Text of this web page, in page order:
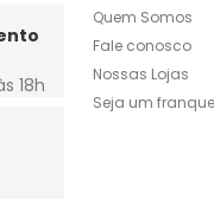
18h
Quem Somos
Fale conosco
Nossas Lojas
Seja um